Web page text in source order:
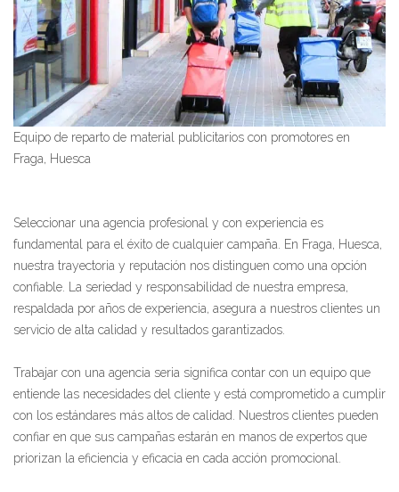
Equipo de reparto de material publicitarios con promotores en
Fraga, Huesca
Seleccionar una agencia profesional y con experiencia es
fundamental para el éxito de cualquier campaña. En Fraga, Huesca,
nuestra trayectoria y reputación nos distinguen como una opción
confiable. La seriedad y responsabilidad de nuestra empresa,
respaldada por años de experiencia, asegura a nuestros clientes un
servicio de alta calidad y resultados garantizados.
Trabajar con una agencia seria significa contar con un equipo que
entiende las necesidades del cliente y está comprometido a cumplir
con los estándares más altos de calidad. Nuestros clientes pueden
confiar en que sus campañas estarán en manos de expertos que
priorizan la eficiencia y eficacia en cada acción promocional.